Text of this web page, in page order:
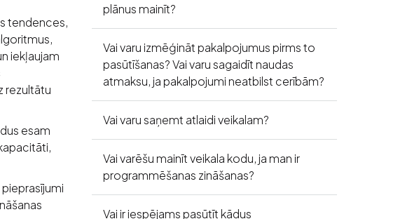
tendences,
iekļaujam
rezultātu
esam
plānus mainīt?
Vai varu izmēģināt pakalpojumus pirms to
pasūtīšanas? Vai varu sagaidīt naudas
atmaksu, ja pakalpojumi neatbilst cerībām?
Vai varu saņemt atlaidi veikalam?
Vai varēšu mainīt veikala kodu, ja man ir
programmēšanas zināšanas?
Vai ir iespējams pasūtīt kādus